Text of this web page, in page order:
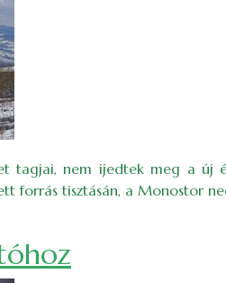
tagjai, nem ijedtek meg a
forrás tisztásán, a Monostor
csúcs)